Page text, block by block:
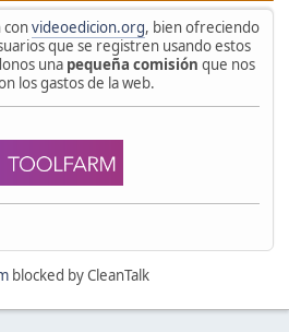
convideoedicion.org, bien ofreciendo
que se registren usando estos
una pequeña comisión que nos
los gastos de la web.
blocked by CleanTalk